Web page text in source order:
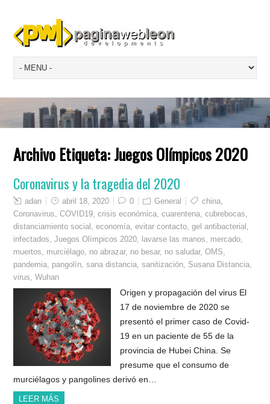
Archivo Etiqueta:Juegos Olímpicos 2020
Coronavirus y la tragedia del 2020
adan abril 18, 2020 0 General china
Coronavirus ,COVID19 ,crisis económica ,cuarentena ,cubrebocas
distanciamiento social
,economía ,evitar contacto ,gel antibacterial
infectados ,Juegos Olímpicos 2020 lavarse las manos mercado
muertos
murciélago no abrazar, no besar, no saludar,OMS
pandemia pangolín ,sana distancia ,sanitización Susana Distancia
virus ,Wuhan
Origen y propagación del virus El
17 de noviembre de 2020 se
presentó el primer caso de Covid-
19 en un paciente de 55 de la
provincia de Hubei China. Se
presume que el consumo de
murciélagos y pangolines derivó en…
LEER MÁS